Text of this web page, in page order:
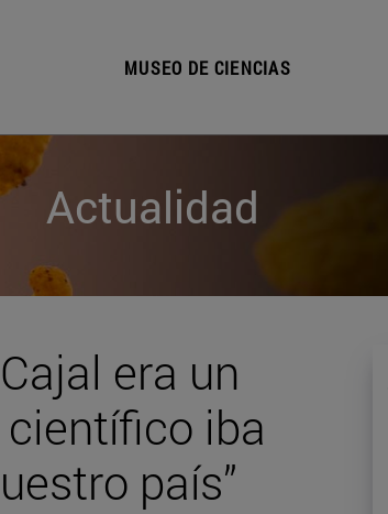
MUSEO DE CIENCIAS
Actualidad
era un
iba
país”